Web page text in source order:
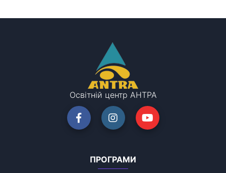
Освітній центр АНТРА
ПРОГРАМИ